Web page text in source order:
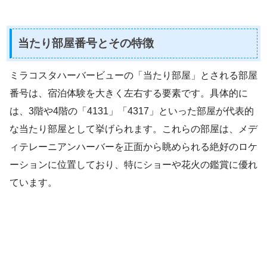
当たり部屋番号とその特徴
ミラコスタハーバービューの「当たり部屋」とされる部屋
番号は、宿泊体験を大きく左右する要素です。具体的に
は、3階や4階の「4131」「4317」といった部屋が代表的
な当たり部屋として挙げられます。これらの部屋は、メデ
ィテレーニアンハーバーを正面から眺められる絶好のロケ
ーションに位置しており、特にショーや花火の鑑賞に優れ
ています。